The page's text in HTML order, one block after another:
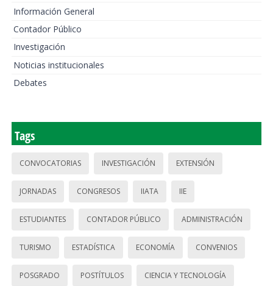
Información General
Contador Público
Investigación
Noticias institucionales
Debates
Tags
CONVOCATORIAS INVESTIGACIÓN EXTENSIÓN
JORNADAS CONGRESOS IIATA IIE
ESTUDIANTES CONTADOR PÚBLICO ADMINISTRACIÓN
TURISMO ESTADÍSTICA ECONOMÍA CONVENIOS
POSGRADO POSTÍTULOS CIENCIA Y TECNOLOGÍA